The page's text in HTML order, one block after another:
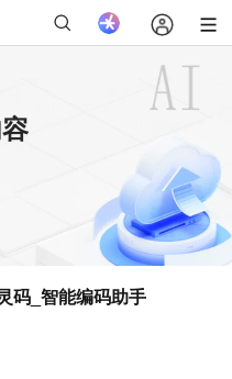
码_智能编码助手